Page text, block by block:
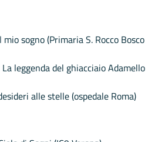
sogno (Primaria S. Rocco Bosco
leggenda del ghiacciaio Adamello
alle stelle (ospedale Roma)